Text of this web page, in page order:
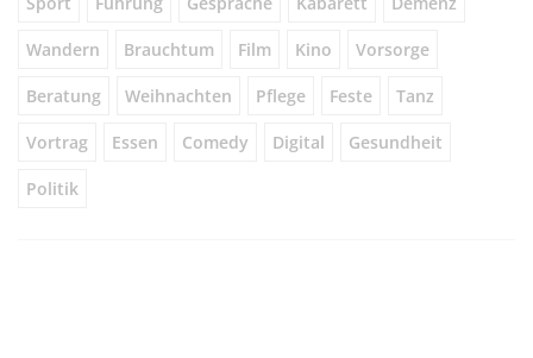
Wandern Brauchtum Film Kino Vorsorge
Beratung Weihnachten Pflege Feste Tanz
Vortrag Essen Comedy Digital Gesundheit
Politik